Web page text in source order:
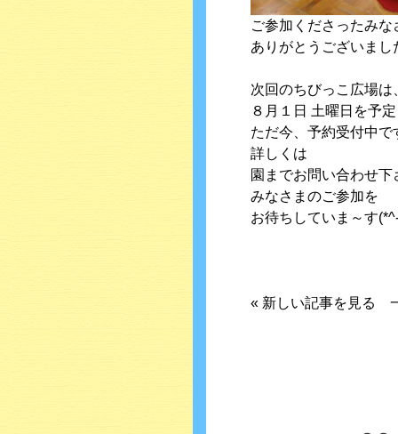
ご参加くださったみな
ありがとうございま
次回のちびっこ広場は
８月１日 土曜日を予
ただ今、予約受付中で
詳しくは
園までお問い合わせ下
みなさまのご参加を
お待ちしていま～す
« 新しい記事を見る